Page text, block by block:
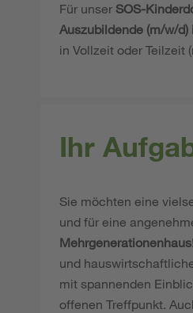
Für unser SOS-
Auszubildende (m/w/
in Vollzeit oder Teilzeit
Ihr
Sie möchten eine
und für eine
Mehrgenerationenhaus
und
mit spannenden
offenen Treffpunkt.